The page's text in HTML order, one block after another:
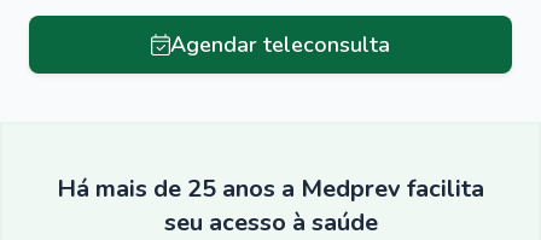
Agendar teleconsulta
Há mais de 25 anos a Medprev facilita
seu acesso à saúde